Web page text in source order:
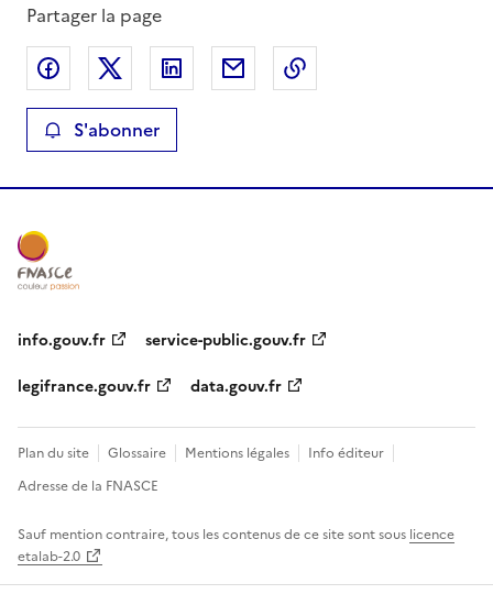
Partager la page
Partager sur Facebook
Partager sur XPartager sur LinkedIn
Partager par email
S'abonner
info.gouv.fr
service-public.gouv.fr
legifrance.gouv.fr
data.gouv.fr
Plan du site Glossaire Mentions légales
Info éditeur
Adresse de la FNASCE
Sauf mention contraire, tous les contenus de ce site sont sous licence
etalab-2.0